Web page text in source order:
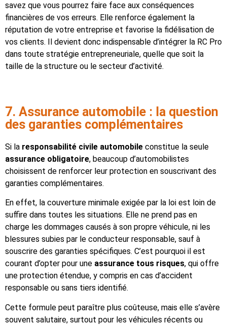
savez que vous pourrez faire face aux conséquences
financières de vos erreurs. Elle renforce également la
réputation de votre entreprise et favorise la fidélisation de
vos clients. Il devient donc indispensable d’intégrer la RC Pro
dans toute stratégie entrepreneuriale, quelle que soit la
taille de la structure ou le secteur d’activité.
7. Assurance automobile : la question
des garanties complémentaires
Si la responsabilité civile automobile constitue la seule
assurance obligatoire, beaucoup d’automobilistes
choisissent de renforcer leur protection en souscrivant des
garanties complémentaires.
En effet, la couverture minimale exigée par la loi est loin de
suffire dans toutes les situations. Elle ne prend pas en
charge les dommages causés à son propre véhicule, ni les
blessures subies par le conducteur responsable, sauf à
souscrire des garanties spécifiques. C’est pourquoi il est
courant d’opter pour une assurance tous risques, qui offre
une protection étendue, y compris en cas d’accident
responsable ou sans tiers identifié.
Cette formule peut paraître plus coûteuse, mais elle s’avère
souvent salutaire, surtout pour les véhicules récents ou